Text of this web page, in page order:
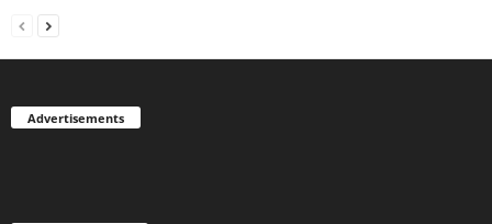
Advertisements